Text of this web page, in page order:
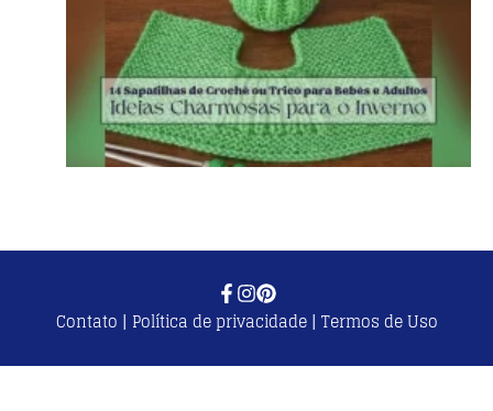
Contato | Política de privacidade| Termos de Uso